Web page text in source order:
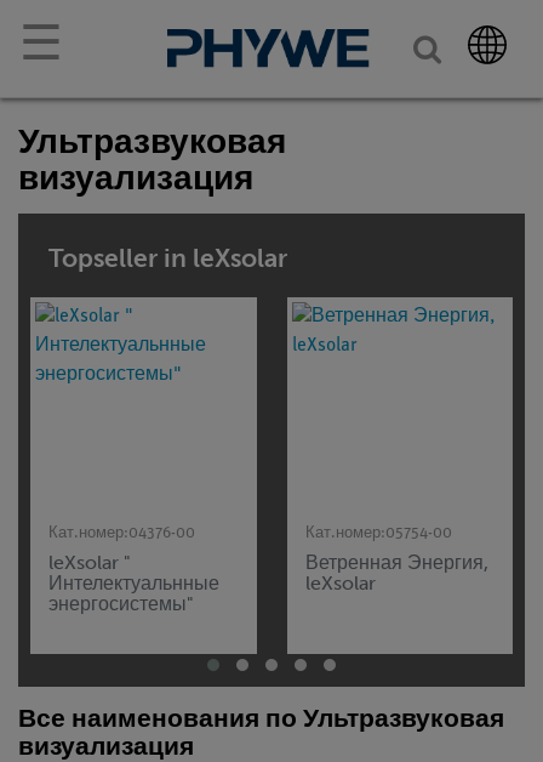
☰
Ультразвуковая
визуализация
Topseller in leXsolar
Кат.номер:04376-00
leXsolar "
Интелектуальнные
энергосистемы"
Кат.номер:05754-00
Ветренная Энергия,
leXsolar
Все наименования по Ультразвуковая
визуализация